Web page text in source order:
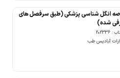
انگل شناسی پزشکی (طبق سرفصل های
شده)
آبادیس طب